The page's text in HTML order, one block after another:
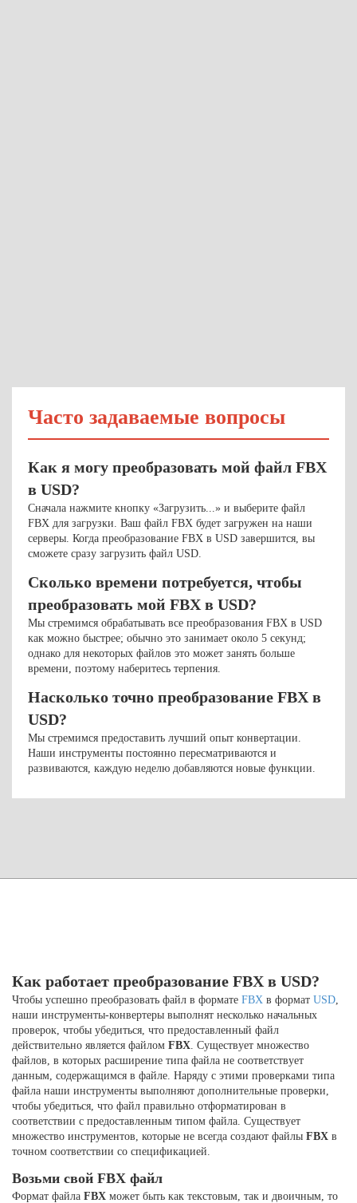
Часто задаваемые вопросы
Как я могу преобразовать мой файл FBX
в USD?
Сначала нажмите кнопку «Загрузить...» и выберите файл
FBX для загрузки. Ваш файл FBX будет загружен на наши
серверы. Когда преобразование FBX в USD завершится, вы
сможете сразу загрузить файл USD.
Сколько времени потребуется, чтобы
преобразовать мой FBX в USD?
Мы стремимся обрабатывать все преобразования FBX в USD
как можно быстрее; обычно это занимает около 5 секунд;
однако для некоторых файлов это может занять больше
времени, поэтому наберитесь терпения.
Насколько точно преобразование FBX в
USD?
Мы стремимся предоставить лучший опыт конвертации.
Наши инструменты постоянно пересматриваются и
развиваются, каждую неделю добавляются новые функции.
Как работает преобразование FBX в USD?
Чтобы успешно преобразовать файл в формате FBX в формат USD,
наши инструменты-конвертеры выполнят несколько начальных
проверок, чтобы убедиться, что предоставленный файл
действительно является файлом FBX. Существует множество
файлов, в которых расширение типа файла не соответствует
данным, содержащимся в файле. Наряду с этими проверками типа
файла наши инструменты выполняют дополнительные проверки,
чтобы убедиться, что файл правильно отформатирован в
соответствии с предоставленным типом файла. Существует
множество инструментов, которые не всегда создают файлы FBX в
точном соответствии со спецификацией.
Возьми свой FBX файл
Формат файла FBX может быть как текстовым, так и двоичным, то